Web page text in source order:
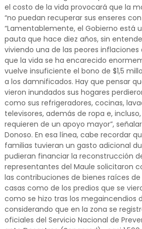
el costo de la vida provocará que la
“no puedan recuperar sus enseres con
“Lamentablemente, el Gobierno está
pauta que hace diez años, sin
viviendo una de las peores
que la vida se ha encarecido
vuelve insuficiente el bono de $1,5
a los damnificados. Hay que pensar
vieron inundados sus hogares
como sus refrigeradores, cocinas,
televisores, además de ropa e,
requieren de un apoyo mayor”,
Donoso. En esa línea, cabe recordar
familias tuvieran un gasto adicional
pudieran financiar la reconstrucción
representantes del Maule solicitaron
las contribuciones de bienes raíces
casas como de los predios que se
como se hizo tras los megaincendios
considerando que en la zona se
oficiales del Servicio Nacional de